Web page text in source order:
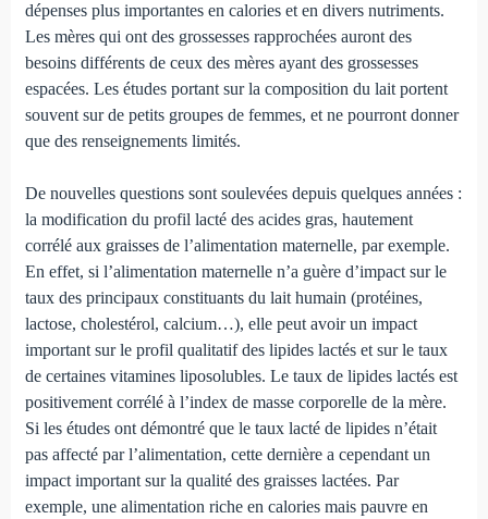
dépen­ses plus importantes en calories et en divers nutriments.
Les mères qui ont des grossesses rapprochées auront des
besoins différents de ceux des mères ayant des grossesses
espacées. Les études portant sur la composition du lait portent
souvent sur de petits groupes de femmes, et ne pourront donner
que des renseignements limités.
De nouvelles questions sont soulevées depuis quelques années :
la modification du profil lacté des acides gras, hau­tement
corrélé aux graisses de l’alimentation maternelle, par exemple.
En effet, si l’alimentation maternelle n’a guère d’impact sur le
taux des principaux constituants du lait hu­main (protéines,
lactose, cholestérol, calcium…), elle peut avoir un impact
important sur le profil qualitatif des lipides lactés et sur le taux
de certaines vitamines liposolubles. Le taux de lipides lactés est
positivement corrélé à l’index de masse corporelle de la mère.
Si les études ont démontré que le taux lacté de lipides n’était
pas affecté par l’alimentation, cette dernière a cependant un
impact important sur la qualité des graisses lactées. Par
exemple, une alimentation riche en calories mais pauvre en